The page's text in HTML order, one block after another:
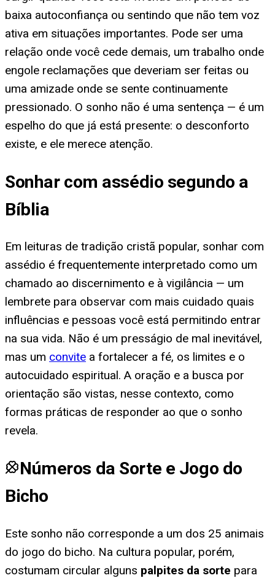
baixa autoconfiança ou sentindo que não tem voz
ativa em situações importantes. Pode ser uma
relação onde você cede demais, um trabalho onde
engole reclamações que deveriam ser feitas ou
uma amizade onde se sente continuamente
pressionado. O sonho não é uma sentença — é um
espelho do que já está presente: o desconforto
existe, e ele merece atenção.
Sonhar com assédio segundo a
Bíblia
Em leituras de tradição cristã popular, sonhar com
assédio é frequentemente interpretado como um
chamado ao discernimento e à vigilância — um
lembrete para observar com mais cuidado quais
influências e pessoas você está permitindo entrar
na sua vida. Não é um presságio de mal inevitável,
mas um convite a fortalecer a fé, os limites e o
autocuidado espiritual. A oração e a busca por
orientação são vistas, nesse contexto, como
formas práticas de responder ao que o sonho
revela.
Números da Sorte e Jogo do
Bicho
Este sonho não corresponde a um dos 25 animais
do jogo do bicho. Na cultura popular, porém,
costumam circular alguns palpites da sorte para